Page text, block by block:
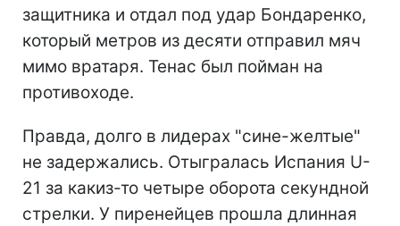
защитника и отдал под удар Бондаренко,
который метров из десяти отправил мяч
мимо вратаря. Тенас был пойман на
противоходе.
Правда, долго в лидерах "сине-желтые"
не задержались. Отыгралась Испания U-
21 за какиз-то четыре оборота секундной
стрелки. У пиренейцев прошла длинная